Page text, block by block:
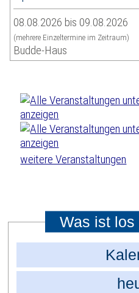
08.08.2026 bis 09.08.2026
(mehrere Einzeltermine im Zeitraum)
Budde-Haus
weitere Veranstaltungen
Was ist